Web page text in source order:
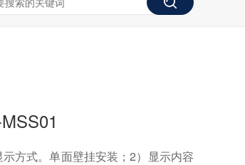
方式。单面壁挂安装；2）显示内容